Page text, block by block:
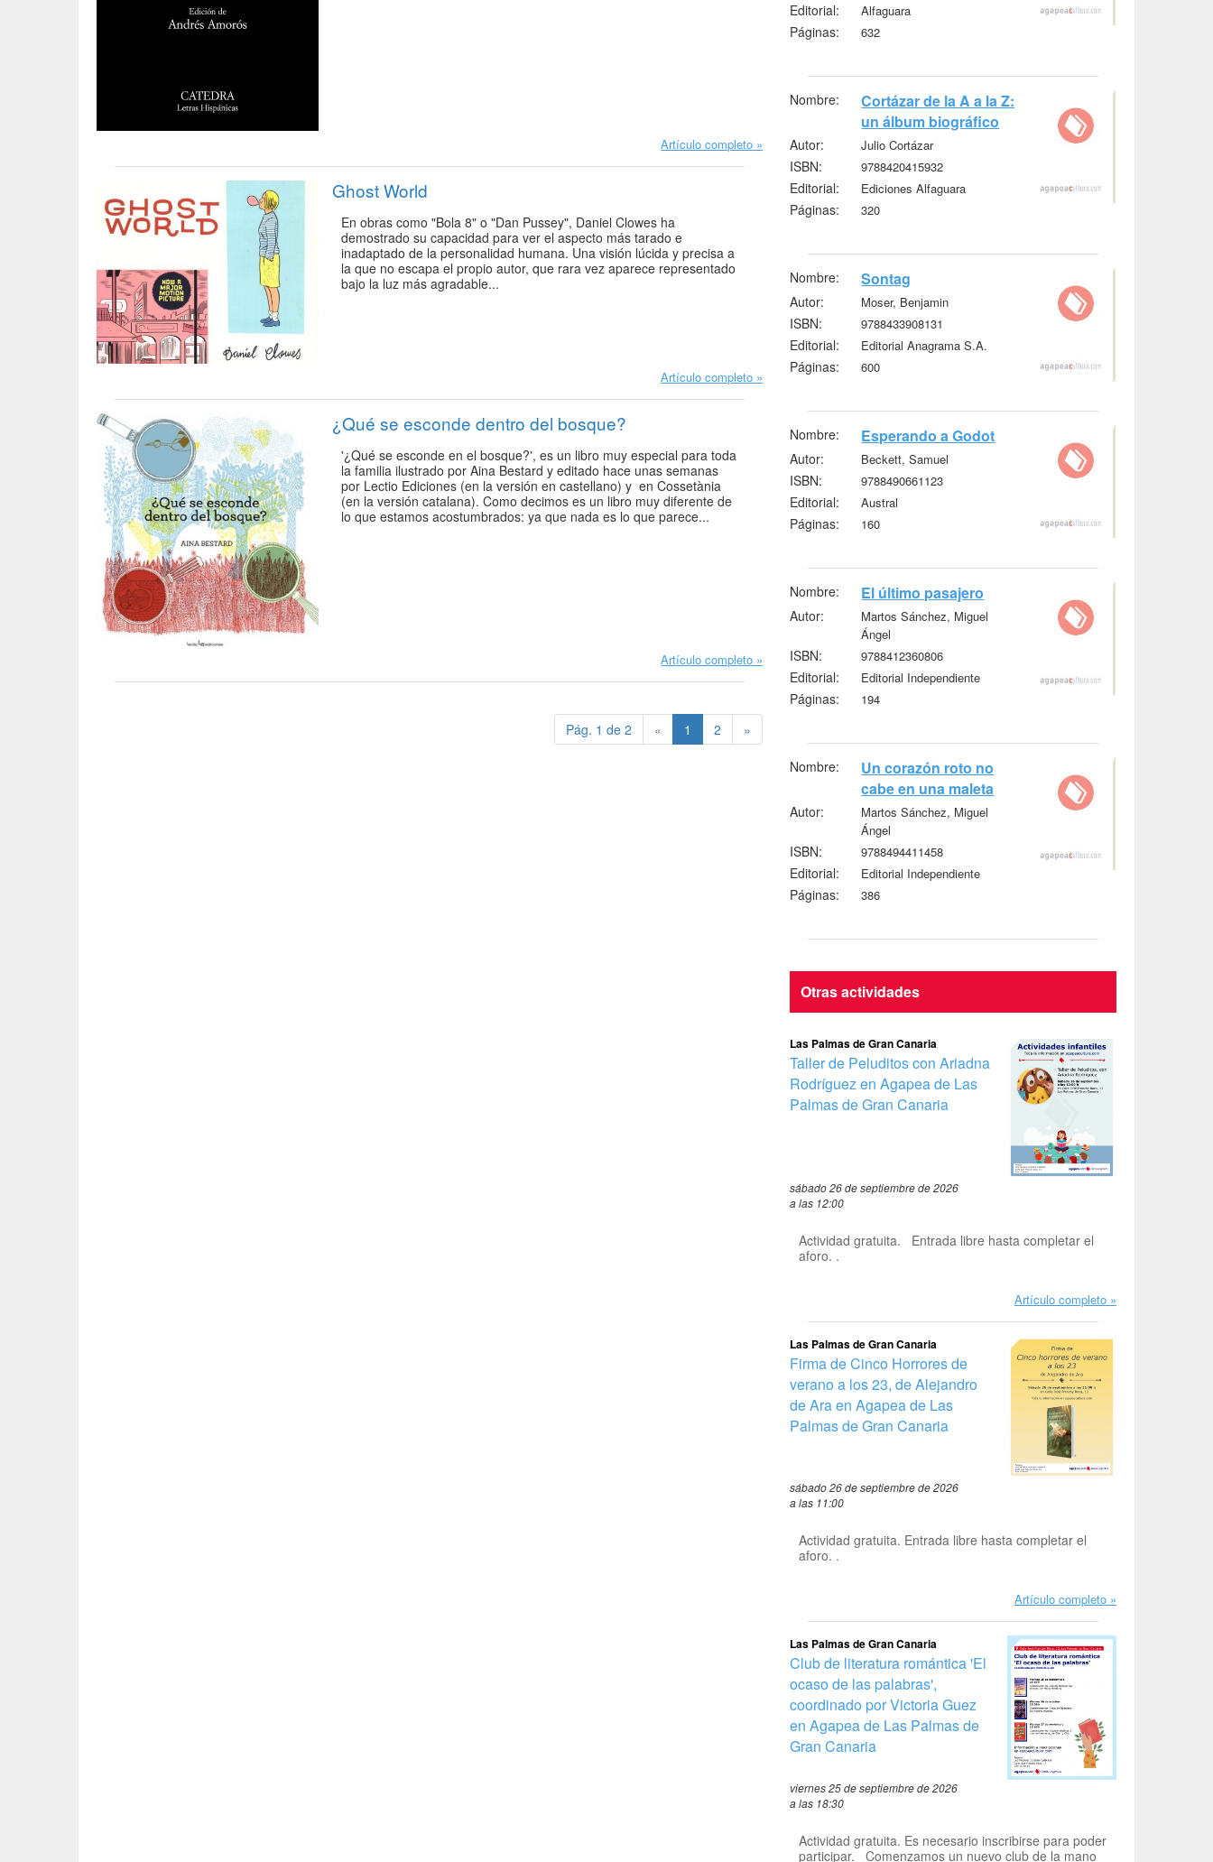
Artículo completo
Ghost World
En obras como "Bola 8" o "Dan Pussey", Daniel Clowes ha
demostrado su capacidad para ver el aspecto más tarado e
inadaptado de la personalidad humana. Una visión lúcida y precisa a
la que no escapa el propio autor, que rara vez aparece representado
bajo la luz más agradable...
Artículo completo
¿Qué se esconde dentro del bosque?
'¿Qué se esconde en el bosque?', es un libro muy especial para toda
la familia ilustrado por Aina Bestard y editado hace unas semanas
por Lectio Ediciones (en la versión en castellano) y en Cossetània
(en la versión catalana). Como decimos es un libro muy diferente de
lo que estamos acostumbrados: ya que nada es lo que parece...
Artículo completo
Pág. 1 de 2 « 1 2 »
Editorial: Alfaguara
Páginas: 632
Nombre:
Cortázar de la A a la Z:
un álbum biográfico
Autor: Julio Cortázar
ISBN: 9788420415932
Editorial: Ediciones Alfaguara
Páginas: 320
Nombre: Sontag
Autor: Moser, Benjamin
ISBN: 9788433908131
Editorial: Editorial Anagrama S.A.
Páginas: 600
Nombre: Esperando a Godot
Autor: Beckett, Samuel
ISBN: 9788490661123
Editorial: Austral
Páginas: 160
Nombre: El último pasajero
Autor:
Martos Sánchez, Miguel
Ángel
ISBN: 9788412360806
Editorial: Editorial Independiente
Páginas: 194
Nombre:
Un corazón roto no
cabe en una maleta
Autor:
Martos Sánchez, Miguel
Ángel
ISBN: 9788494411458
Editorial: Editorial Independiente
Páginas: 386
Otras actividades
Las Palmas de Gran Canaria
Taller de Peluditos con Ariadna
Rodríguez en Agapea de Las
Palmas de Gran Canaria
sábado 26 de septiembre de 2026
a las 12:00
Actividad gratuita. Entrada libre hasta completar el
aforo. .
Artículo completo
Las Palmas de Gran Canaria
Firma de Cinco Horrores de
verano a los 23, de Alejandro
de Ara en Agapea de Las
Palmas de Gran Canaria
sábado 26 de septiembre de 2026
a las 11:00
Actividad gratuita. Entrada libre hasta completar el
aforo. .
Artículo completo
Las Palmas de Gran Canaria
Club de literatura romántica 'El
ocaso de las palabras',
coordinado por Victoria Guez
en Agapea de Las Palmas de
Gran Canaria
viernes 25 de septiembre de 2026
a las 18:30
Actividad gratuita. Es necesario inscribirse para poder
participar. Comenzamos un nuevo club de la mano